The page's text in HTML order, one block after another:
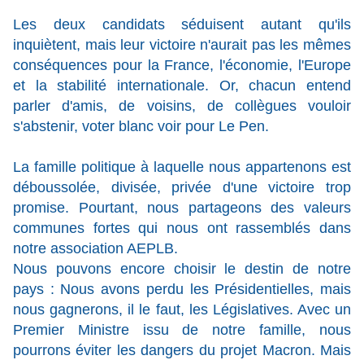
Les deux candidats séduisent autant qu'ils
inquiètent, mais leur victoire n'aurait pas les mêmes
conséquences pour la France, l'économie, l'Europe
et la stabilité internationale. Or, chacun entend
parler d'amis, de voisins, de collègues vouloir
s'abstenir, voter blanc voir pour Le Pen.
La famille politique à laquelle nous appartenons est
déboussolée, divisée, privée d'une victoire trop
promise. Pourtant, nous partageons des valeurs
communes fortes qui nous ont rassemblés dans
notre association AEPLB.
Nous pouvons encore choisir le destin de notre
pays : Nous avons perdu les Présidentielles, mais
nous gagnerons, il le faut, les Législatives. Avec un
Premier Ministre issu de notre famille, nous
pourrons éviter les dangers du projet Macron. Mais